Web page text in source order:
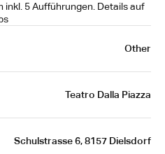
5 Aufführungen. Details auf
Other
Teatro Dalla Piazza
Schulstrasse 6, 8157 Dielsdorf